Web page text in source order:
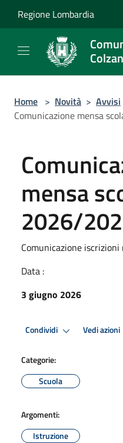
Regione Lombardia
Home > Novità > Avvisi
Comunicazione mensa
mensa
2026/
Comunicazione
Data :
3 giugno 2026
Condividi Vedi azioni
Categorie:
Scuola
Argomenti:
Istruzione